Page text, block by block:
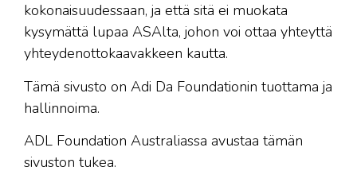
kokonaisuudessaan, ja että sitä ei muokata
kysymättä lupaa ASAlta, johon voi ottaa yhteyttä
yhteydenottokaavakkeen kautta.
Tämä sivusto on Adi Da Foundationin tuottama ja
hallinnoima.
ADL Foundation Australiassa avustaa tämän
sivuston tukea.